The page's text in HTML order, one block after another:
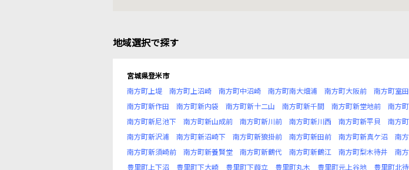
地域選択で探す
宮城県登米市
南方町上堤
南方町上沼崎 南方町中沼崎 南方町南大畑浦 南方町大阪前 南方町室
南方町新作田
南方町新内袋 南方町新十二山 南方町新千間 南方町新堂地前 南方
南方町新尼池下
南方町新山成前 南方町新川前 南方町新川西 南方町新平貝 南方
南方町新沢浦
南方町新沼崎下 南方町新狼掛前 南方町新田前 南方町新真ケ沼 南
南方町新須崎前
南方町新養賢堂 南方町新鶴代 南方町新鶴江 南方町梨木待井 南
豊里町上下沼
豊里町下大崎 豊里町下葭立 豊里町丸木 豊里町元上谷地 豊里町北